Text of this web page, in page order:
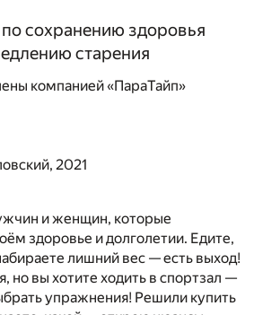
сохранению здоровья
старения
компанией «ПараТайп»
2021
и женщин, которые
здоровье и долголетии. Едите,
лишний вес — есть выход!
но вы хотите ходить в спортзал —
упражнения! Решили купить